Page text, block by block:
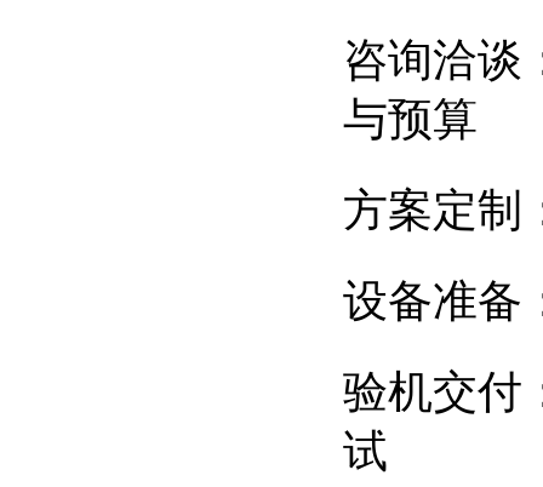
咨询洽谈
与预算
方案定制
设备准备
验机交付
试